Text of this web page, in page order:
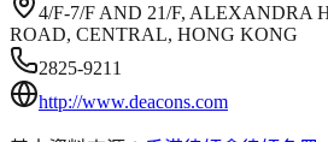
4/F-7/F AND 21/F, ALEXANDRA
ROAD, CENTRAL, HONG KONG
2825-9211
http://www.deacons.com